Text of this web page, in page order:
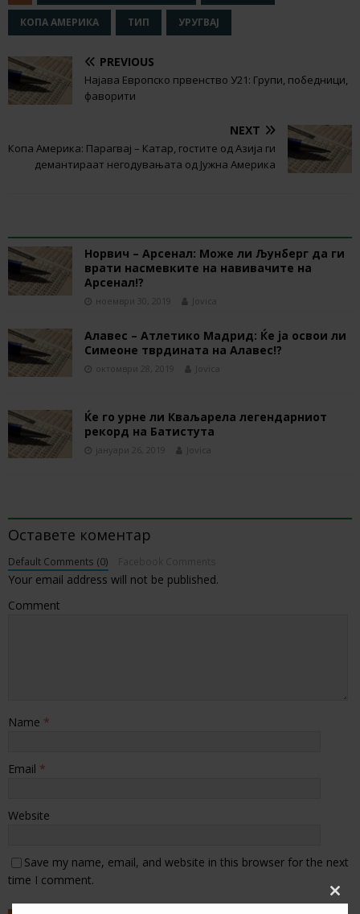
КОПА АМЕРИКА ТИП УРУГВАЈ
PREVIOUS
Најава Европско првенство У21: Групи, победници,
фаворити
NEXT
Копа Америка: Парагвај – Катар, гостите од Азија ги
демантираат негодувањата од Јужна Америка
Норвич – Арсенал: Може ли Љунберг да ги
врати насмевките на навивачите на
Арсенал!?
ноември 30, 2019 Jovica
Алавес – Атлетико Мадрид: Ќе ја освои ли
Симеоне тврдината на Алавес!?
октомври 28, 2019 Jovica
Ќе го урне ли Кваљарела легендарниот
рекорд на Батистута
јануари 26, 2019 Jovica
Оставете коментар
Default Comments (0)
Your email address will not be published.
Comment
Name *
Email *
Website
Save my name, email, and website in this browser for the next
time I comment.